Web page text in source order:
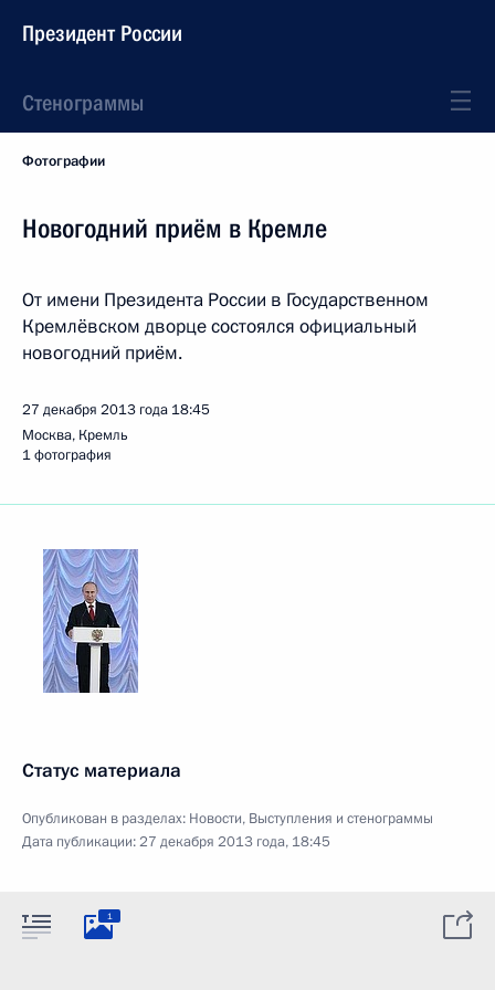
Президент России
Стенограммы
Фотографии
Новогодний приём в Кремле
От имени Президента России в Государственном
Кремлёвском дворце состоялся официальный
новогодний приём.
27 декабря 2013 года 18:45
Москва, Кремль
1 фотография
Статус материала
Опубликован в разделах: Новости, Выступления и стенограммы
Дата публикации:27 декабря 2013 года, 18:45
1